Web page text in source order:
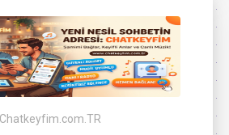
Chatkeyfim.com.TR